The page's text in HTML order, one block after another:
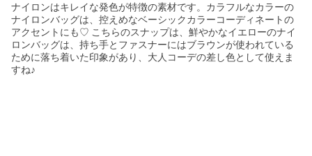
ナイロンはキレイな発色が特徴の素材です。カラフルなカラーの
ナイロンバッグは、控えめなベーシックカラーコーディネートの
アクセントにも♡ こちらのスナップは、鮮やかなイエローのナイ
ロンバッグは、持ち手とファスナーにはブラウンが使われている
ために落ち着いた印象があり、大人コーデの差し色として使えま
すね♪